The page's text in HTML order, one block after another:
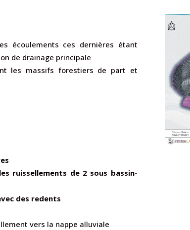
écoulements ces dernières étant
de drainage principale
les massifs forestiers de part et
ruissellements de 2 sous bassin-
des redents
vers la nappe alluviale